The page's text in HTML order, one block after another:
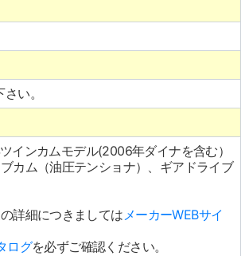
い。
インカムモデル(2006年ダイナを含む）
カム（油圧テンショナ）、ギアドライブ
詳細につきましてはメーカーWEBサイ
ログを必ずご確認ください。